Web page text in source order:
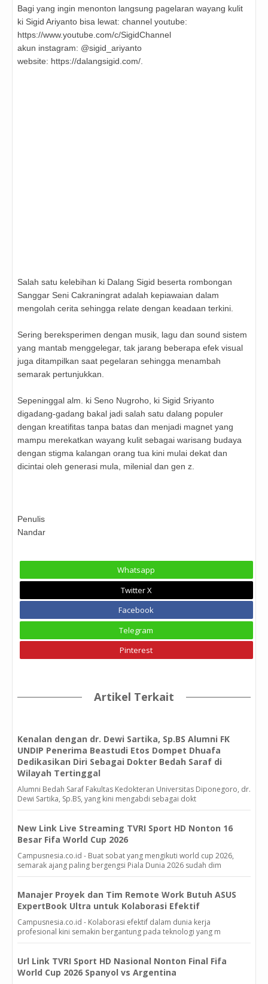
Bagi yang ingin menonton langsung pagelaran wayang kulit
ki Sigid Ariyanto bisa lewat: channel youtube:
https://www.youtube.com/c/SigidChannel
akun instagram: @sigid_ariyanto
website: https://dalangsigid.com/.
Salah satu kelebihan ki Dalang Sigid beserta rombongan
Sanggar Seni Cakraningrat adalah kepiawaian dalam
mengolah cerita sehingga relate dengan keadaan terkini.
Sering bereksperimen dengan musik, lagu dan sound sistem
yang mantab menggelegar, tak jarang beberapa efek visual
juga ditampilkan saat pegelaran sehingga menambah
semarak pertunjukkan.
Sepeninggal alm. ki Seno Nugroho, ki Sigid Sriyanto
digadang-gadang bakal jadi salah satu dalang populer
dengan kreatifitas tanpa batas dan menjadi magnet yang
mampu merekatkan wayang kulit sebagai warisang budaya
dengan stigma kalangan orang tua kini mulai dekat dan
dicintai oleh generasi mula, milenial dan gen z.
Penulis
Nandar
Whatsapp
Twitter X
Facebook
Telegram
Pinterest
Artikel Terkait
Kenalan dengan dr. Dewi Sartika, Sp.BS Alumni FK
UNDIP Penerima Beastudi Etos Dompet Dhuafa
Dedikasikan Diri Sebagai Dokter Bedah Saraf di
Wilayah Tertinggal
Alumni Bedah Saraf Fakultas Kedokteran Universitas Diponegoro, dr.
Dewi Sartika, Sp.BS, yang kini mengabdi sebagai dokt
New Link Live Streaming TVRI Sport HD Nonton 16
Besar Fifa World Cup 2026
Campusnesia.co.id - Buat sobat yang mengikuti world cup 2026,
semarak ajang paling bergengsi Piala Dunia 2026 sudah dim
Manajer Proyek dan Tim Remote Work Butuh ASUS
ExpertBook Ultra untuk Kolaborasi Efektif
Campusnesia.co.id - Kolaborasi efektif dalam dunia kerja
profesional kini semakin bergantung pada teknologi yang m
Url Link TVRI Sport HD Nasional Nonton Final Fifa
World Cup 2026 Spanyol vs Argentina